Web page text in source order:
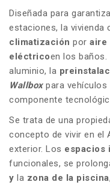
Diseñada para
estaciones, la vivienda
climatización por aire
eléctricoen los baños.
aluminio, la
Wallbox para
componente
Se trata de una
concepto de vivir en el
exterior. Los espacios
funcionales, se
y la zona de la piscina